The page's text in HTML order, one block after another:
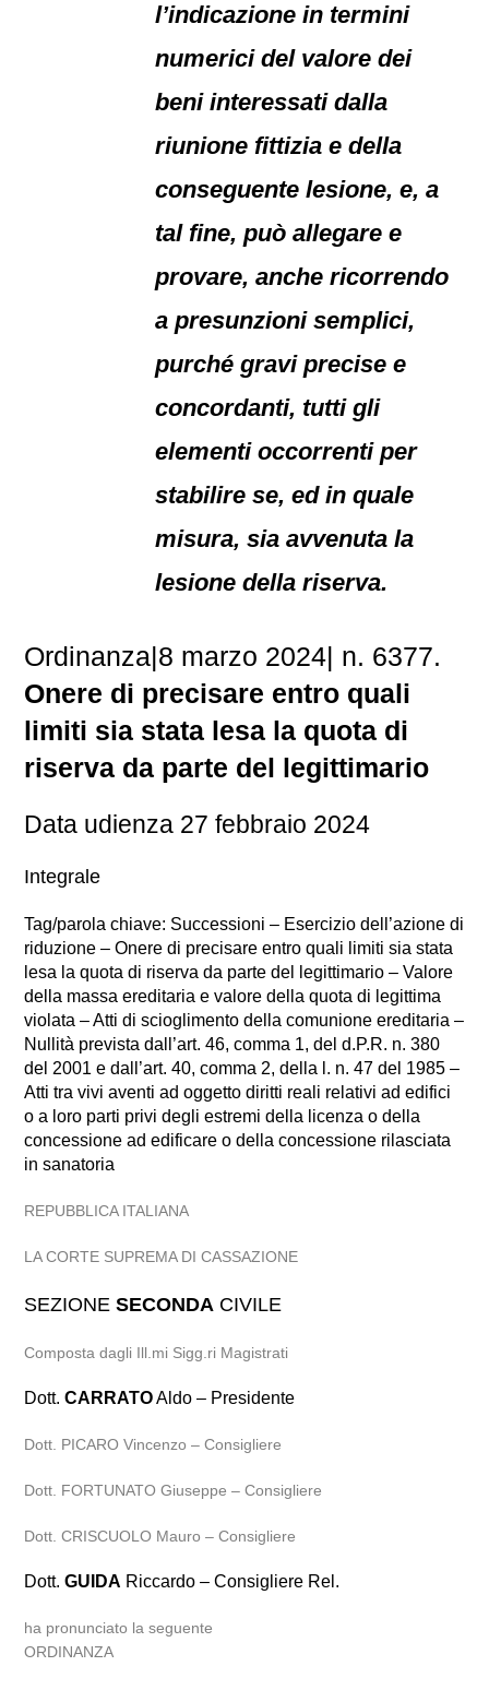
l’indicazione in termini
numerici del valore dei
beni interessati dalla
riunione fittizia e della
conseguente lesione, e, a
tal fine, può allegare e
provare, anche ricorrendo
a presunzioni semplici,
purché gravi precise e
concordanti, tutti gli
elementi occorrenti per
stabilire se, ed in quale
misura, sia avvenuta la
lesione della riserva.
Ordinanza|8 marzo 2024| n. 6377.
Onere di precisare entro quali
limiti sia stata lesa la quota di
riserva da parte del legittimario
Data udienza 27 febbraio 2024
Integrale
Tag/parola chiave: Successioni – Esercizio dell’azione di
riduzione – Onere di precisare entro quali limiti sia stata
lesa la quota di riserva da parte del legittimario – Valore
della massa ereditaria e valore della quota di legittima
violata – Atti di scioglimento della comunione ereditaria –
Nullità prevista dall’art. 46, comma 1, del d.P.R. n. 380
del 2001 e dall’art. 40, comma 2, della l. n. 47 del 1985 –
Atti tra vivi aventi ad oggetto diritti reali relativi ad edifici
o a loro parti privi degli estremi della licenza o della
concessione ad edificare o della concessione rilasciata
in sanatoria
REPUBBLICA ITALIANA
LA CORTE SUPREMA DI CASSAZIONE
SEZIONESECONDA CIVILE
Composta dagli Ill.mi Sigg.ri Magistrati
Dott.CARRATOAldo – Presidente
Dott. PICARO Vincenzo – Consigliere
Dott. FORTUNATO Giuseppe – Consigliere
Dott. CRISCUOLO Mauro – Consigliere
Dott.GUIDA Riccardo – Consigliere Rel.
ha pronunciato la seguente
ORDINANZA